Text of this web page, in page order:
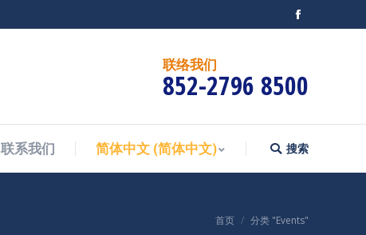
Facebook
联络我们
852-2796 8500
联系我们 简体中文 (简体中文) Search:
搜索
您在这里：
首页 分类 "Events"
联系我们 简体中文(简体中文) Search:
搜索